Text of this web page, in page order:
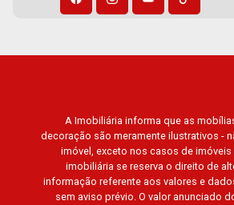
A Imobiliária informa que as
decoração são meramente ilustrativos -
imóvel, exceto nos casos de
imobiliária se reserva o direito de
informação referente aos valores e
sem aviso prévio. O valor anunciado